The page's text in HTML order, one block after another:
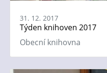
31. 12. 2017
Týden knihoven 2017
Obecní knihovna